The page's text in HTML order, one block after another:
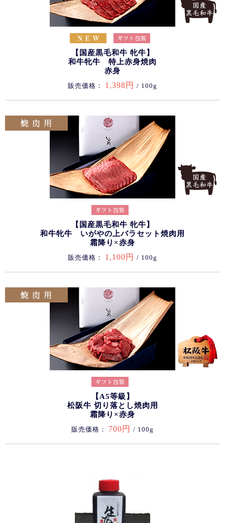
【国産黒毛和牛 牝牛】
和牛牝牛 特上赤身焼肉
赤身
販売価格： 1,398円 / 100g
【国産黒毛和牛 牝牛】
和牛牝牛 いがやの上バラセット焼肉用
霜降り×赤身
販売価格： 1,100円 / 100g
【A5等級】
松阪牛 切り落とし焼肉用
霜降り×赤身
販売価格： 700円 / 100g